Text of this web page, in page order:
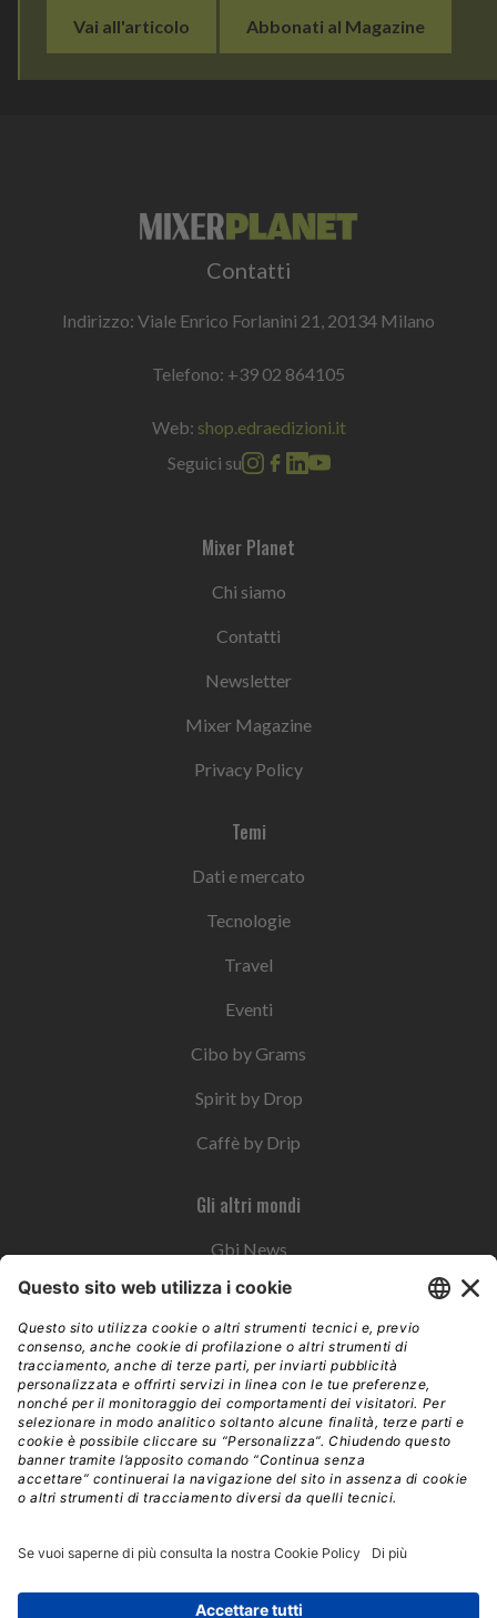
Vai all'articolo Abbonati al Magazine
Contatti
Indirizzo: Viale Enrico Forlanini 21, 20134 Milano
Telefono: +39 02 864105
Web: shop.edraedizioni.it
Seguici su
Mixer Planet
Chi siamo
Contatti
Newsletter
Mixer Magazine
Privacy Policy
Temi
Dati e mercato
Tecnologie
Travel
Eventi
Cibo by Grams
Spirit by Drop
Caffè by Drip
Gli altri mondi
Gbi News
Instoremag
Esplora il gruppo
Edra Edizioni
Edizioni LSWR
LSWR Group
Mixer è un prodotto del network Edra Edizioni. Direzione, amministrazione,